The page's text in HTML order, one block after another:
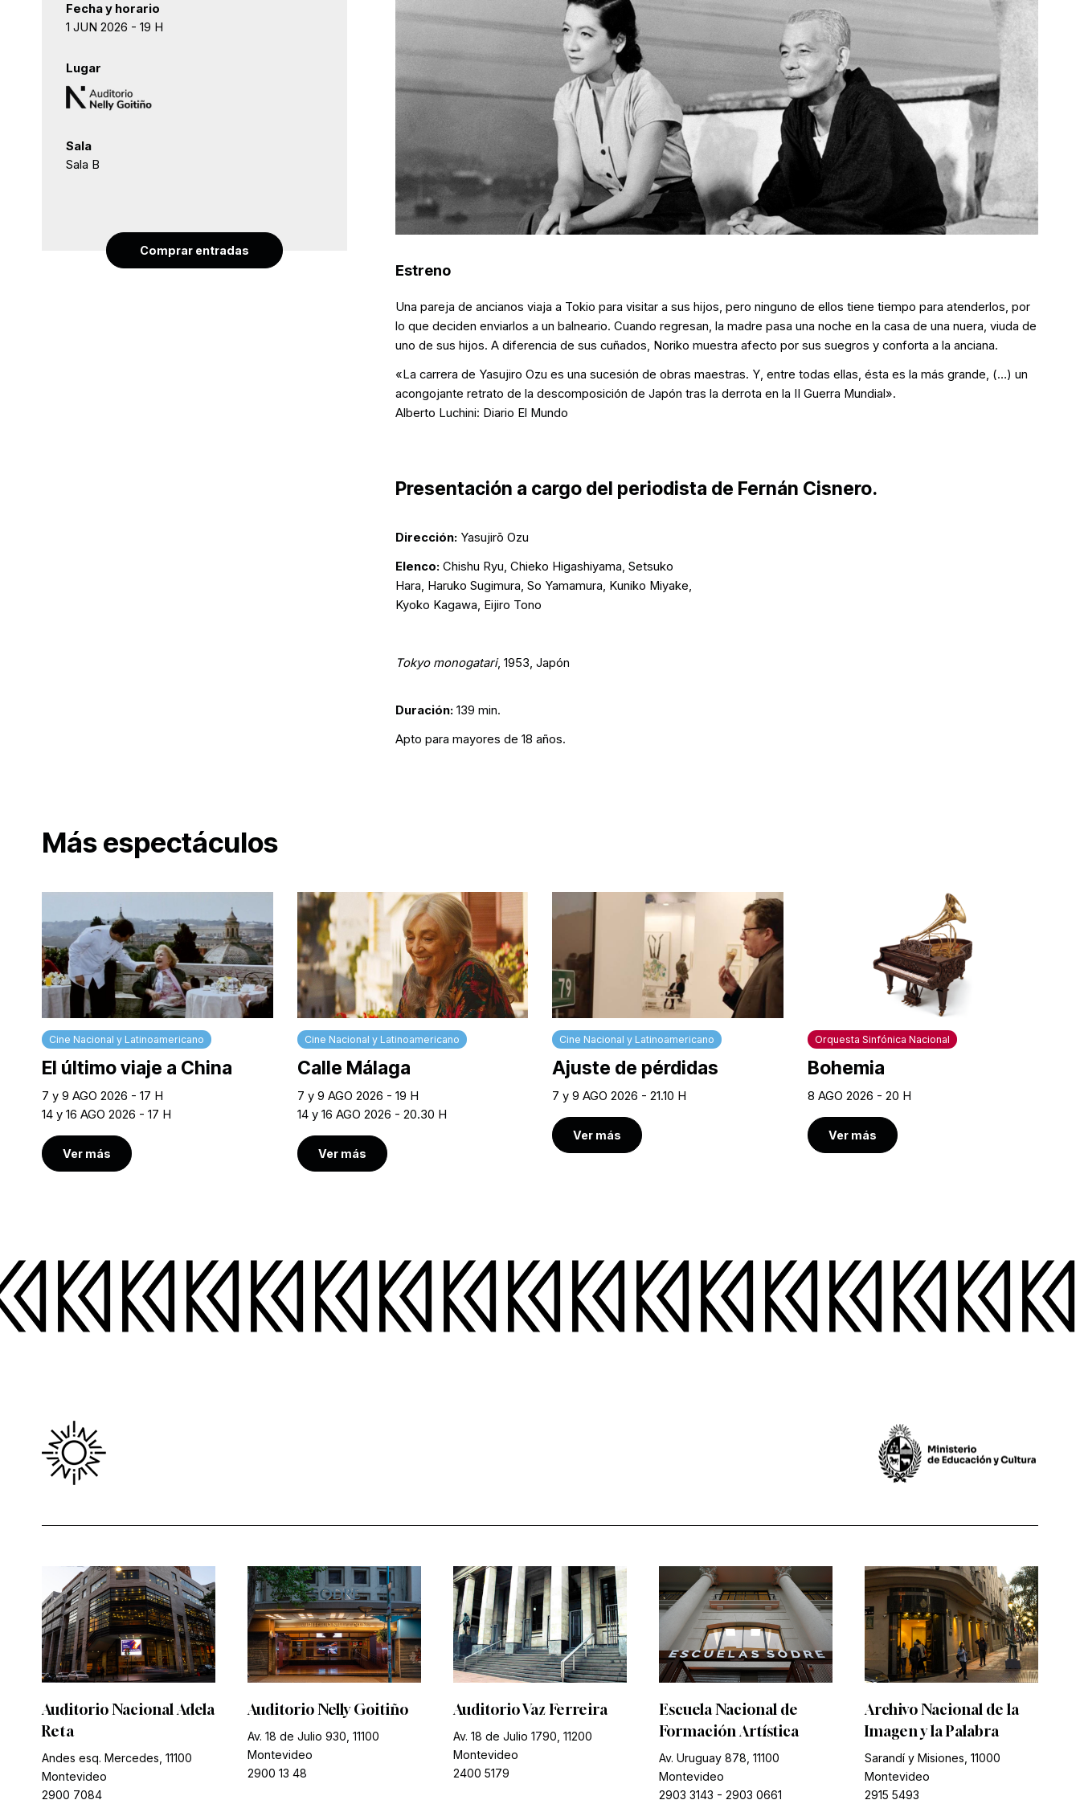
Estreno
Una pareja de ancianos viaja a Tokio para visitar a sus hijos, pero ninguno de ellos tiene tiempo para atenderlos, por
lo que deciden enviarlos a un balneario. Cuando regresan, la madre pasa una noche en la casa de una nuera, viuda de
uno de sus hijos. A diferencia de sus cuñados, Noriko muestra afecto por sus suegros y conforta a la anciana.
«La carrera de Yasujiro Ozu es una sucesión de obras maestras. Y, entre todas ellas, ésta es la más grande, (…) un
acongojante retrato de la descomposición de Japón tras la derrota en la II Guerra Mundial».
Alberto Luchini: Diario El Mundo
Presentación a cargo del periodista de Fernán Cisnero.
Dirección: Yasujirō Ozu
Elenco: Chishu Ryu, Chieko Higashiyama, Setsuko
Hara, Haruko Sugimura, So Yamamura, Kuniko Miyake,
Kyoko Kagawa, Eijiro Tono
Tokyo monogatari, 1953, Japón
Duración: 139 min.
Apto para mayores de 18 años.
Fecha y horario
1 JUN 2026 - 19 H
Lugar
Sala
Sala B
Comprar entradas
Más espectáculos
Cine Nacional y Latinoamericano
El último viaje a China
7 y 9 AGO 2026 - 17 H
14 y 16 AGO 2026 - 17 H
Ver más
Cine Nacional y Latinoamericano
Calle Málaga
7 y 9 AGO 2026 - 19 H
14 y 16 AGO 2026 - 20.30 H
Ver más
Cine Nacional y Latinoamericano
Ajuste de pérdidas
7 y 9 AGO 2026 - 21.10 H
Ver más
Orquesta Sinfónica Nacional
Bohemia
8 AGO 2026 - 20 H
Ver más
Auditorio Nacional Adela
Reta
Andes esq. Mercedes, 11100
Montevideo
2900 7084
Auditorio Nelly Goitiño
Av. 18 de Julio 930, 11100
Montevideo
2900 13 48
Auditorio Vaz Ferreira
Av. 18 de Julio 1790, 11200
Montevideo
2400 5179
Escuela Nacional de
Formación Artística
Av. Uruguay 878, 11100
Montevideo
2903 3143 - 2903 0661
Archivo Nacional de la
Imagen y la Palabra
Sarandí y Misiones, 11000
Montevideo
2915 5493